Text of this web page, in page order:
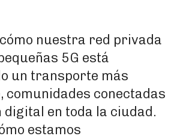
nuestra red privada
5G está
un transporte más
comunidades conectadas
digital en toda la ciudad.
estamos